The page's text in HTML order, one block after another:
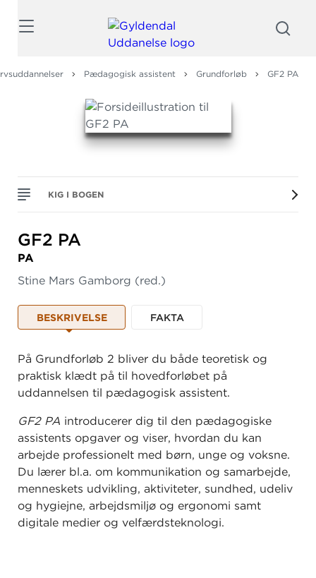
Pædagogisk assistent Grundforløb GF2 PA
KIG I BOGEN
GF2 PA
PA
Stine Mars Gamborg (red.)
BESKRIVELSE FAKTA
På Grundforløb 2 bliver du både teoretisk og
praktisk klædt på til hovedforløbet på
uddannelsen til pædagogisk assistent.
GF2 PA introducerer dig til den pædagogiske
assistents opgaver og viser, hvordan du kan
arbejde professionelt med børn, unge og voksne.
Du lærer bl.a. om kommunikation og samarbejde,
menneskets udvikling, aktiviteter, sundhed, udeliv
og hygiejne, arbejdsmiljø og ergonomi samt
digitale medier og velfærdsteknologi.